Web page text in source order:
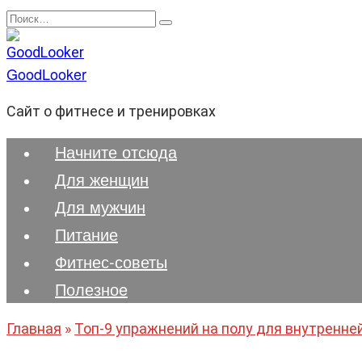
Перейти
к
содержанию
Search
for:
GoodLooker
Сайт о фитнесе и тренировках
Начните отсюда
Для женщин
Для мужчин
Питание
Фитнес-советы
Полезноe
Главная » Топ-9 упражнений на полу для